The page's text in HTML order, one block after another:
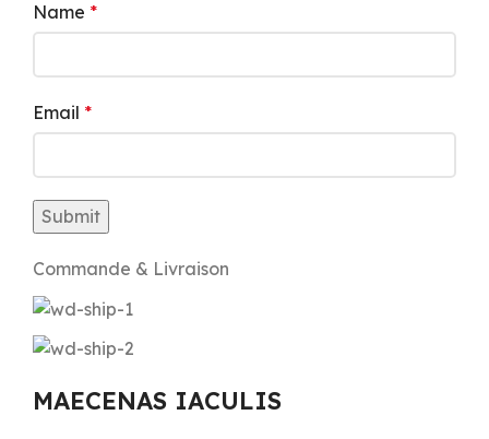
Name *
Email *
Commande & Livraison
MAECENAS IACULIS